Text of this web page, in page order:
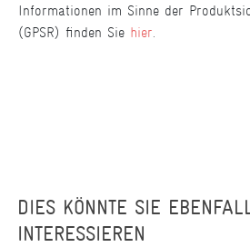
Informationen im Sinne der
(GPSR) finden Sie hier
DIES KÖNNTE SIE
INTERESSIEREN